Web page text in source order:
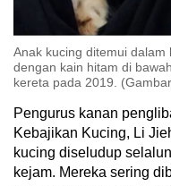
Anak kucing ditemui
dengan kain hitam di
kereta pada 2019.
Pengurus kanan
Kebajikan Kucing, Li
kucing diseludup
kejam. Mereka sering